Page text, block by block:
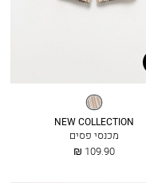
פסים
NEW COLLECTION
מכנסי פסים
החל
109.90 ₪